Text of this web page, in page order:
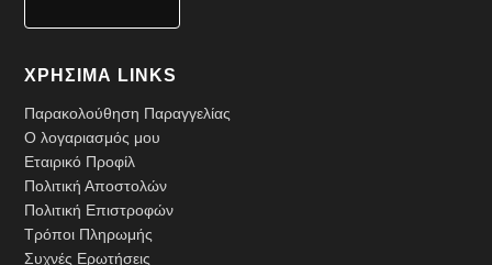
ΧΡΗΣΙΜΑ LINKS
Παρακολούθηση Παραγγελίας
Ο λογαριασμός μου
Εταιρικό Προφίλ
Πολιτική Αποστολών
Πολιτική Επιστροφών
Τρόποι Πληρωμής
Συχνές Ερωτήσεις